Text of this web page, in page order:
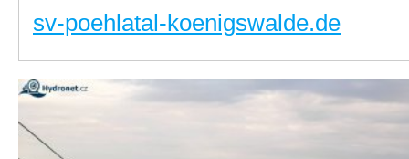
sv-poehlatal-koenigswalde.de